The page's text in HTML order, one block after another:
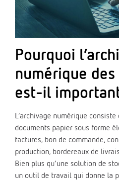
Pourquoi
numérique
est-il
L’archivage numérique
documents papier sous forme
factures, bon de commande,
production, bordereaux de
Bien plus qu’une solution de
un outil de travail qui donne la